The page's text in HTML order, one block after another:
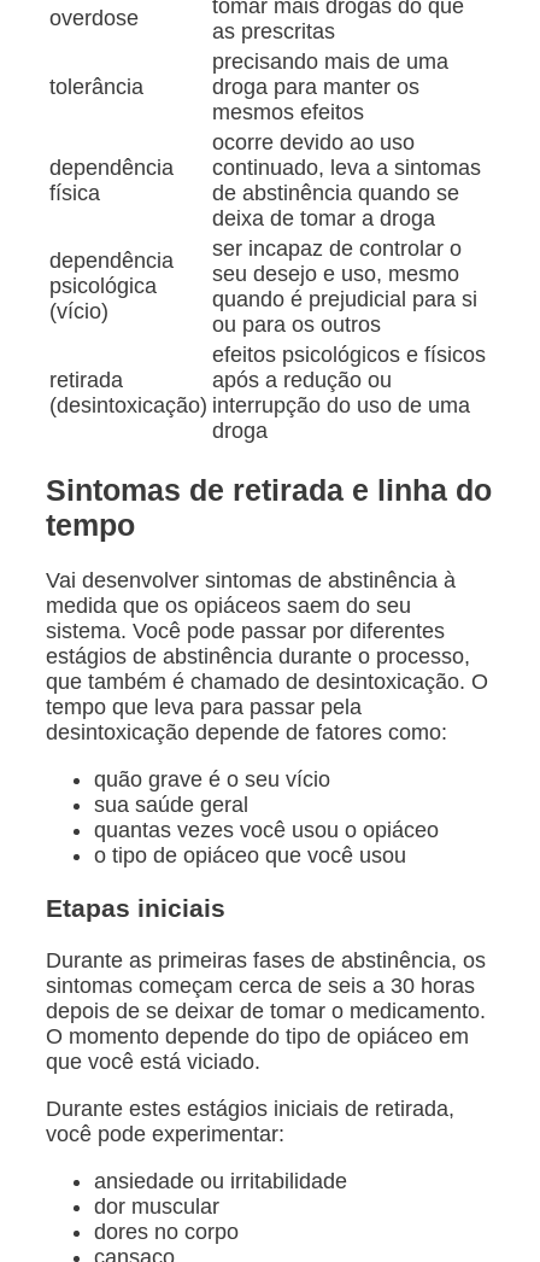
overdose
tomar mais drogas do que
as prescritas
tolerância
precisando mais de uma
droga para manter os
mesmos efeitos
dependência
física
ocorre devido ao uso
continuado, leva a sintomas
de abstinência quando se
deixa de tomar a droga
dependência
psicológica
(vício)
ser incapaz de controlar o
seu desejo e uso, mesmo
quando é prejudicial para si
ou para os outros
retirada
(desintoxicação)
efeitos psicológicos e físicos
após a redução ou
interrupção do uso de uma
droga
Sintomas de retirada e linha do
tempo
Vai desenvolver sintomas de abstinência à
medida que os opiáceos saem do seu
sistema. Você pode passar por diferentes
estágios de abstinência durante o processo,
que também é chamado de desintoxicação. O
tempo que leva para passar pela
desintoxicação depende de fatores como:
quão grave é o seu vício
sua saúde geral
quantas vezes você usou o opiáceo
o tipo de opiáceo que você usou
Etapas iniciais
Durante as primeiras fases de abstinência, os
sintomas começam cerca de seis a 30 horas
depois de se deixar de tomar o medicamento.
O momento depende do tipo de opiáceo em
que você está viciado.
Durante estes estágios iniciais de retirada,
você pode experimentar:
ansiedade ou irritabilidade
dor muscular
dores no corpo
cansaço